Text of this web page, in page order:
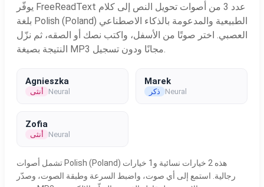
يوفّر FreeReadText عدد 3 من أصوات تحويل النص إلى كلام
بلغة Polish (Poland) الطبيعية والمدعومة بالذكاء الاصطناعي
العصبي. اختر صوتًا من الأسفل، واكتب نصك أو الصقه، ثم نزّل
النتيجة بصيغة MP3 مجانًا ودون تسجيل.
Agnieszka
أنثى Neural
Marek
ذكر Neural
Zofia
أنثى Neural
تشمل أصوات Polish (Poland) هذه 2 خيارات نسائية و1 خيارات
رجالية. استمع إلى أي صوت، واضبط السرعة وطبقة الصوت، وصدّر